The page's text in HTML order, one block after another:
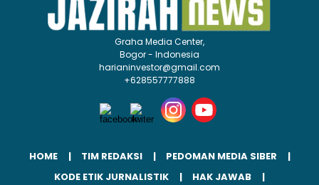
Graha Media Center,
Bogor - Indonesia
harianinvestor@gmail.com
+628557777888
HOME TIM REDAKSI
PEDOMAN MEDIA SIBER
KODE ETIK JURNALISTIK
HAK JAWAB